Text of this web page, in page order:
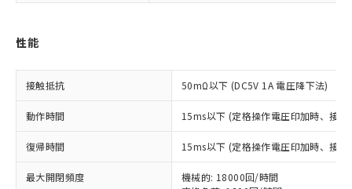
性能
接触抵抗 50mΩ以下 (DC5V 1A 電圧降下法)
動作時間 15ms以下 (定格操作電圧印加時、接
復帰時間 15ms以下 (定格操作電圧印加時、接
最大開閉頻度
機械的: 18000回/時間
以下の条件をお読みいただき、同意のうえ
本サービスは、当社制御機器事業取扱
商品の当社在庫状況および標準価格
(税抜)を提供させていただくもので
非含有に非対応の商品で、対応品を出す予
定はありません。
調査・確認中：EU RoHS指令（10物質）の
非含有の対応状況を調査中または確認中の
非該当品：ライセンス料など無形物で、有
※1 中国RoHS○×表
「○」：最大均質材料含有率が中国RoHSの